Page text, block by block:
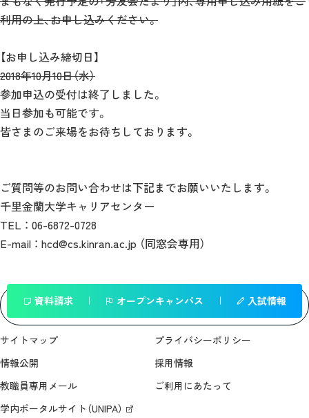
利用の上、お申し込みください。
【お申し込み締切日】
2018年10月10日（水）
参加申込の受付は終了しました。
当日参加も可能です。
皆さまのご来場をお待ちしております。
ご質問等のお問い合わせは下記までお願いいたします。
千里金蘭大学キャリアセンター
TEL ： 06-6872-0728
E-mail ： hcd@cs.kinran.ac.jp （同窓会専用）
一覧へ戻る
資料請求 オープンキャンパス 入試情報
サイトマップ
プライバシーポリシー
情報公開
採用情報
教職員専用メール
ご利用にあたって
学内ポータルサイト（UNIPA）